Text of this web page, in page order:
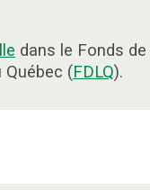
dans le Fonds de
Québec (FDLQ).